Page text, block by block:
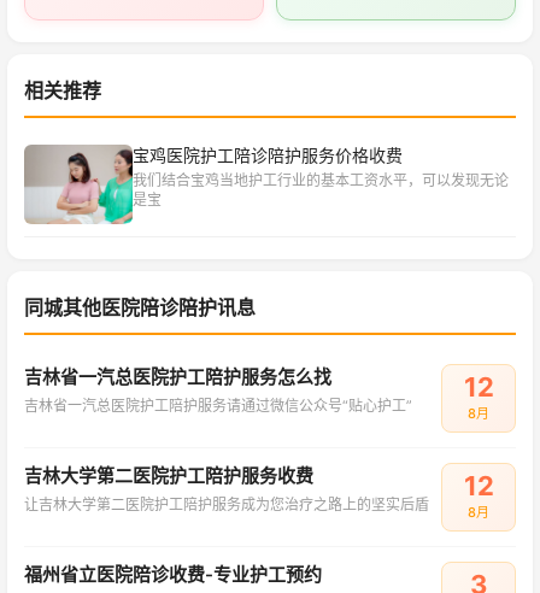
相关推荐
宝鸡医院护工陪诊陪护服务价格收费
我们结合宝鸡当地护工行业的基本工资水平，可以发现无论
是宝
同城其他医院陪诊陪护讯息
吉林省一汽总医院护工陪护服务怎么找
吉林省一汽总医院护工陪护服务请通过微信公众号“贴心护工”
12
8月
吉林大学第二医院护工陪护服务收费
让吉林大学第二医院护工陪护服务成为您治疗之路上的坚实后盾
12
8月
福州省立医院陪诊收费-专业护工预约 3